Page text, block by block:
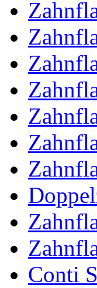
Conti